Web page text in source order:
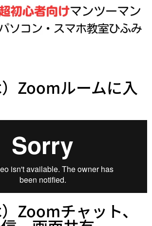
Zoomルームに入
Zoomチャット、